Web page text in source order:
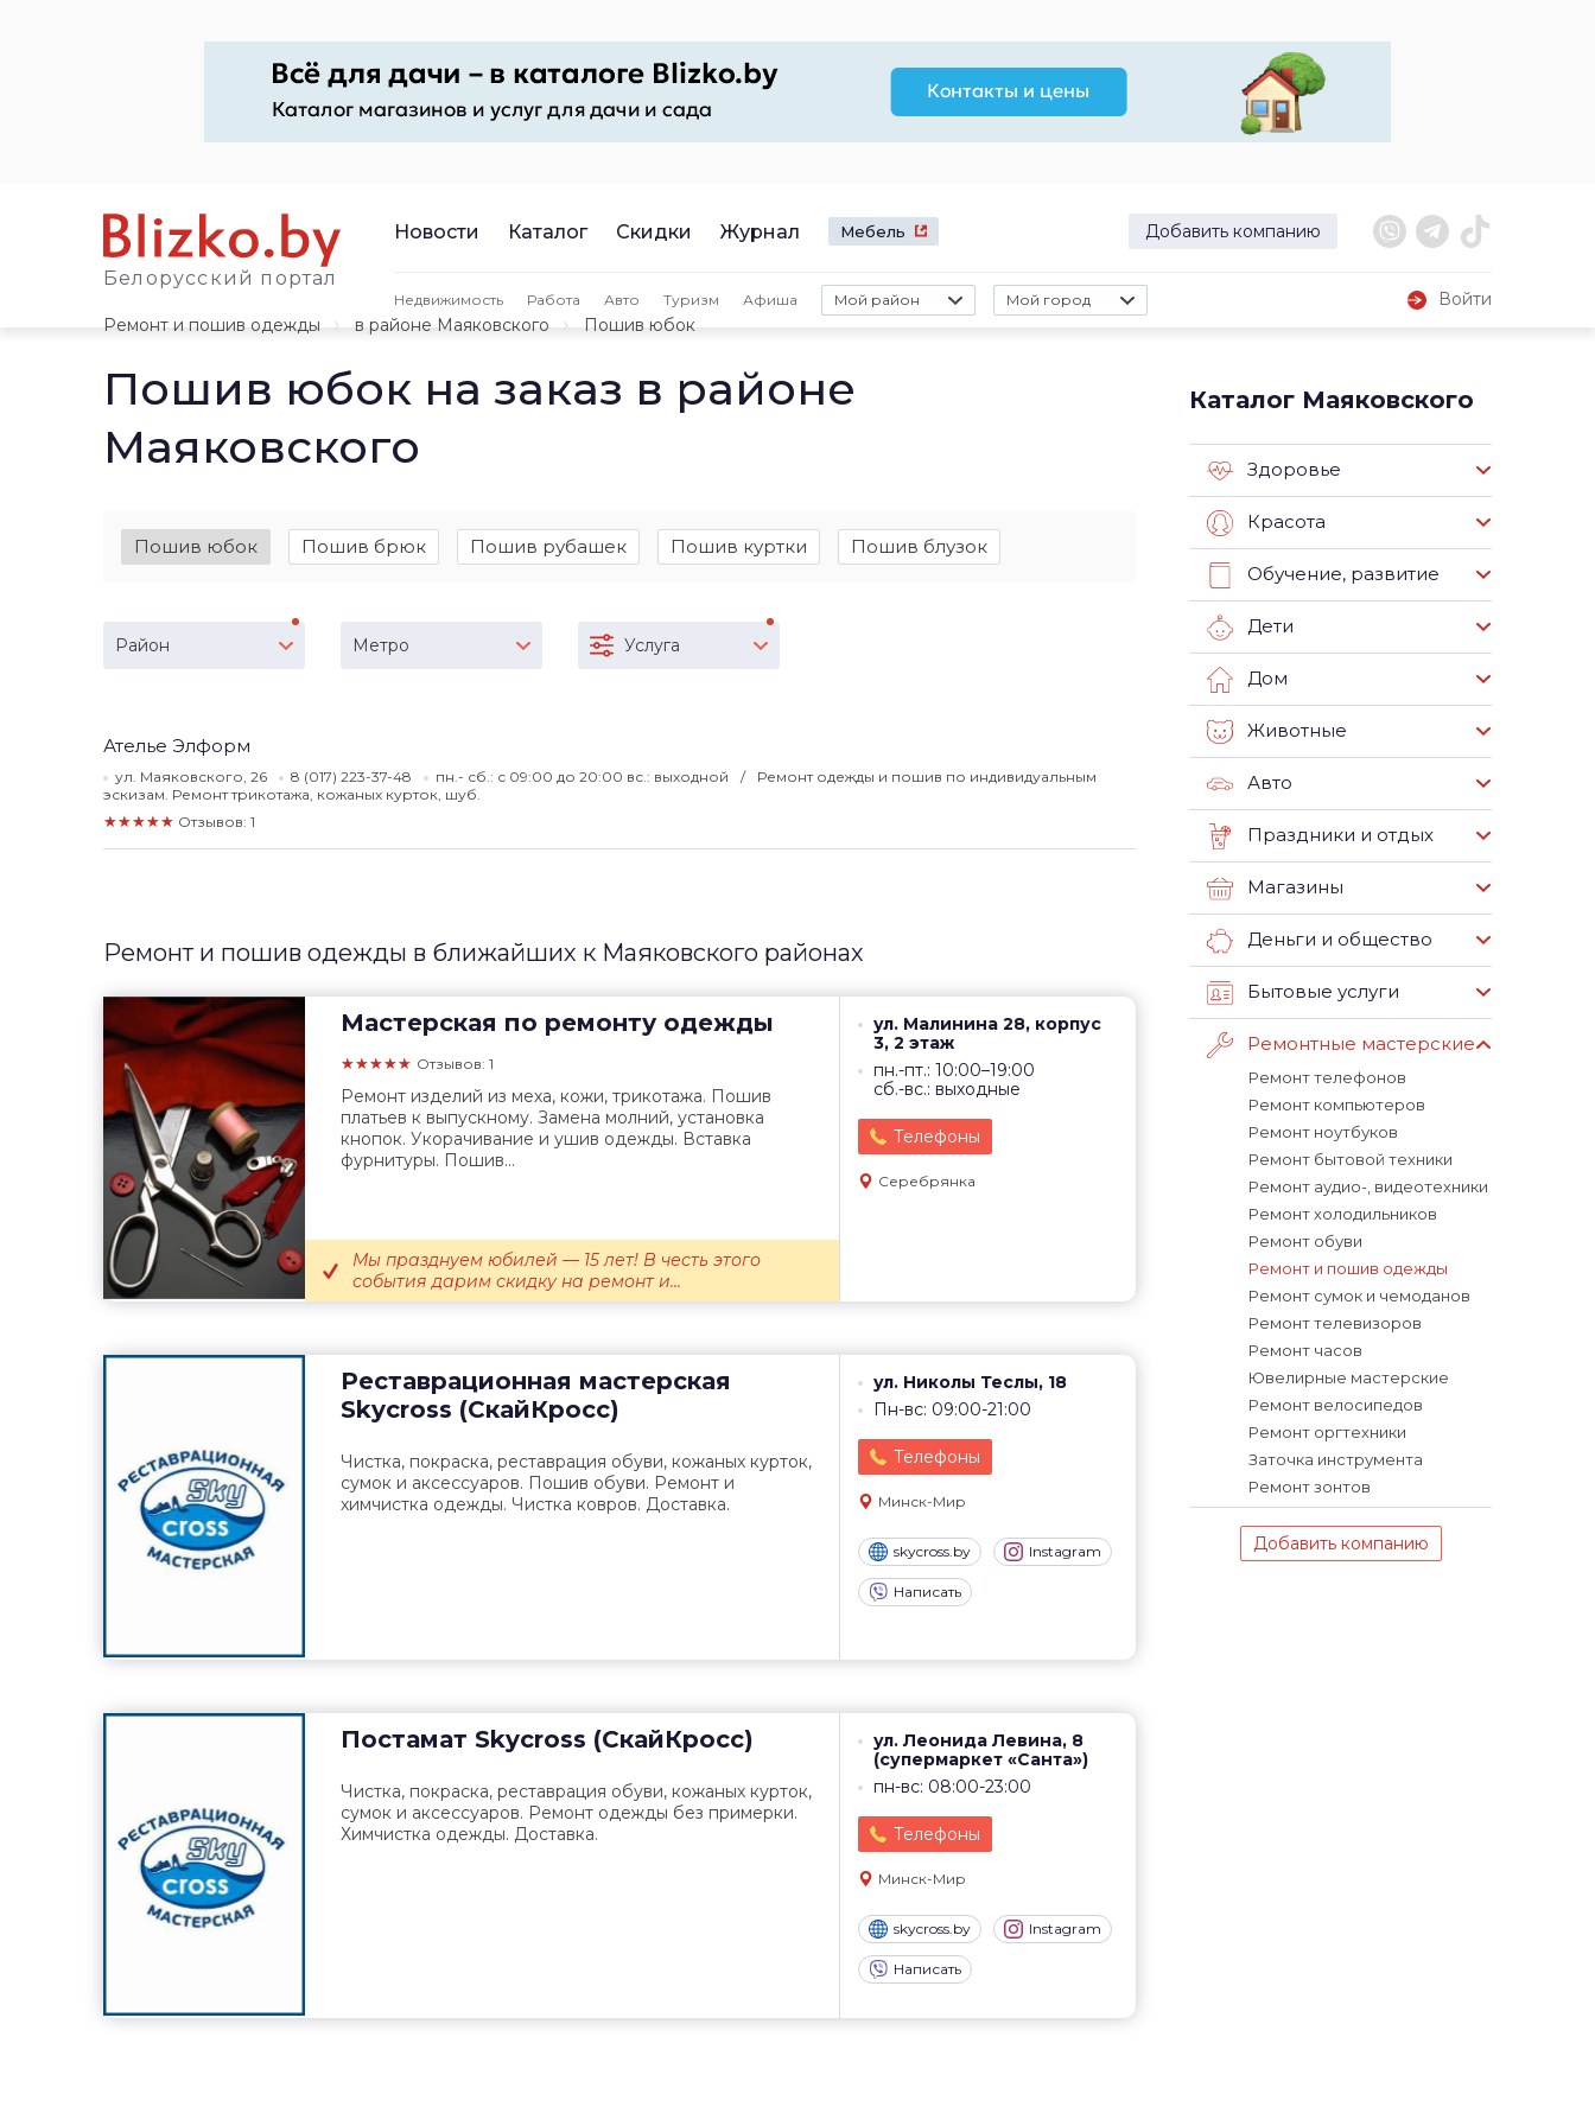
Белорусский портал
Новости Каталог Скидки Журнал Мебель Добавить компанию
Недвижимость Работа Авто Туризм Афиша Мой район Мой город
Войти
Ремонт и пошив одежды
в районе Маяковского Пошив юбок
Пошив юбок на заказ в районе
Маяковского
Пошив юбок Пошив брюк Пошив рубашек Пошив куртки Пошив блузок
Район Метро Услуга
Ателье Элформ
ул. Маяковского, 26 8 (017) 223-37-48 пн.- сб.: с 09:00 до 20:00 вс.: выходной
Ремонт одежды и пошив по индивидуальным
эскизам. Ремонт трикотажа, кожаных курток, шуб.
★★★★★ Отзывов: 1
Ремонт и пошив одежды в ближайших к Маяковского районах
Мастерская по ремонту одежды
★★★★★ Отзывов: 1
ул. Малинина 28, корпус
3, 2 этаж
пн.-пт.: 10:00–19:00
сб.-вс.: выходные
Телефоны
Серебрянка
Ремонт изделий из меха, кожи, трикотажа. Пошив
платьев к выпускному. Замена молний, установка
кнопок. Укорачивание и ушив одежды. Вставка
фурнитуры. Пошив...
Мы празднуем юбилей — 15 лет! В честь этого
события дарим скидку на ремонт и...
Реставрационная мастерская
Skycross (СкайКросс)
ул. Николы Теслы, 18
Пн-вс: 09:00-21:00
Телефоны
Минск-Мир
skycross.by Instagram
Написать
Чистка, покраска, реставрация обуви, кожаных курток,
сумок и аксессуаров. Пошив обуви. Ремонт и
химчистка одежды. Чистка ковров. Доставка.
Постамат Skycross (СкайКросс)
ул. Леонида Левина, 8
(супермаркет «Санта»)
пн-вс: 08:00-23:00
Телефоны
Минск-Мир
skycross.by Instagram
Написать
Чистка, покраска, реставрация обуви, кожаных курток,
сумок и аксессуаров. Ремонт одежды без примерки.
Химчистка одежды. Доставка.
Каталог Маяковского
Здоровье
Красота
Обучение, развитие
Дети
Дом
Животные
Авто
Праздники и отдых
Магазины
Деньги и общество
Бытовые услуги
Ремонтные мастерские
Ремонт телефонов
Ремонт компьютеров
Ремонт ноутбуков
Ремонт бытовой техники
Ремонт аудио-, видеотехники
Ремонт холодильников
Ремонт обуви
Ремонт и пошив одежды
Ремонт сумок и чемоданов
Ремонт телевизоров
Ремонт часов
Ювелирные мастерские
Ремонт велосипедов
Ремонт оргтехники
Заточка инструмента
Ремонт зонтов
Добавить компанию